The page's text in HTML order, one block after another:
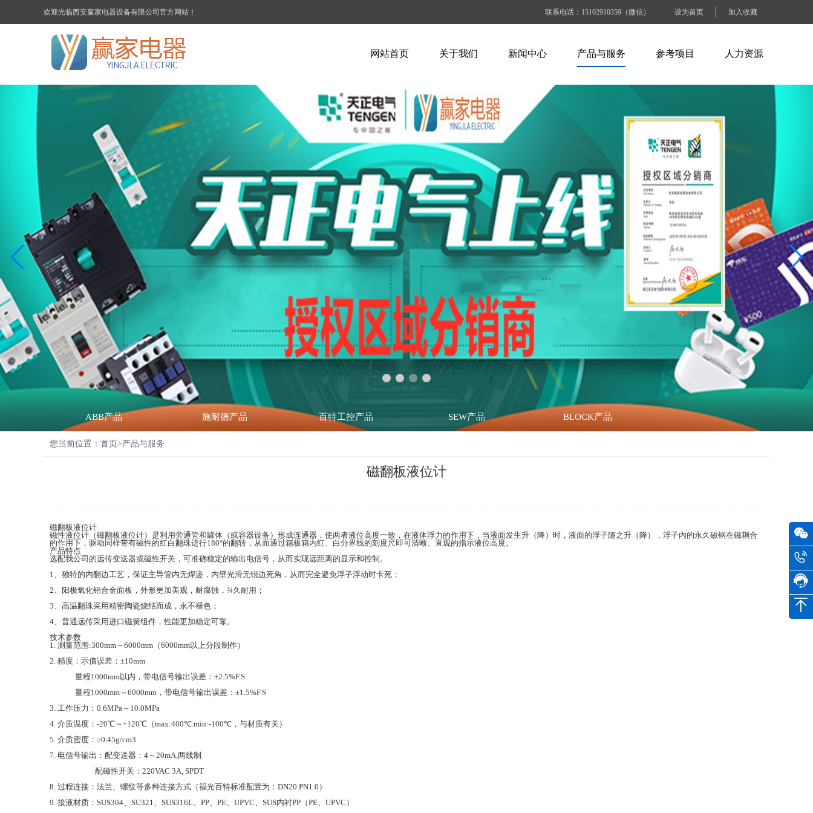
欢迎光临西安赢家电器设备有限公司官方网站！ 设为首页 加入收藏
联系电话：15102910359（微信）
网站首页 关于我们
企业简介
企业文化
联系我们
新闻中心
企业新闻
行业资讯
产品与服务
BLOCK产品
参考项目
石油化工行业
交通运输行业
烟草钢铁行业
电子工业纸业
工商商业建筑
其他大型企业
人力资源
ABB产品 施耐德产品 百特工控产品 SEW产品 BLOCK产品
您当前位置： 首页>产品与服务
磁翻板液位计
磁翻板液位计
磁性液位计（磁翻板液位计）是利用旁通管和罐体（或容器设备）形成连通器，使两者液位高度一致，在液体浮力的作用下，当液面发生升（降）时，液面的浮子随之升（降），浮子内的永久磁钢在磁耦合
的作用下，驱动同样带有磁性的红白翻珠进行180°的翻转，从而通过箱板箱内红、白分界线的刻度尺即可清晰、直观的指示液位高度。
产品特点
选配我公司的远传变送器或磁性开关，可准确稳定的输出电信号，从而实现远距离的显示和控制。
1、独特的内翻边工艺，保证主导管内无焊迹，内壁光滑无锐边死角，从而完全避免浮子浮动时卡死；
2、阳极氧化铝合金面板，外形更加美观，耐腐蚀，¾­久耐用；
3、高温翻珠采用精密陶瓷烧结而成，永不褪色；
4、普通远传采用进口磁簧组件，性能更加稳定可靠。
技术参数
1. 测量范围:300mm～6000mm（6000mm以上分段制作）
2. 精度：示值误差：±10mm
量程1000mm以内，带电信号输出误差：±2.5%F.S
量程1000mm～6000mm，带电信号输出误差：±1.5%F.S
3. 工作压力：0.6MPa～10.0MPa
4. 介质温度：-20℃～+120℃（max:400℃.min:-100℃，与材质有关）
5. 介质密度：≥0.45g/cm3
7. 电信号输出：配变送器：4～20mA,两线制
配磁性开关：220VAC 3A, SPDT
8. 过程连接：法兰、螺纹等多种连接方式（福光百特标准配置为：DN20 PN1.0）
9. 接液材质：SUS304、SU321、SUS316L、PP、PE、UPVC、SUS内衬PP（PE、UPVC）